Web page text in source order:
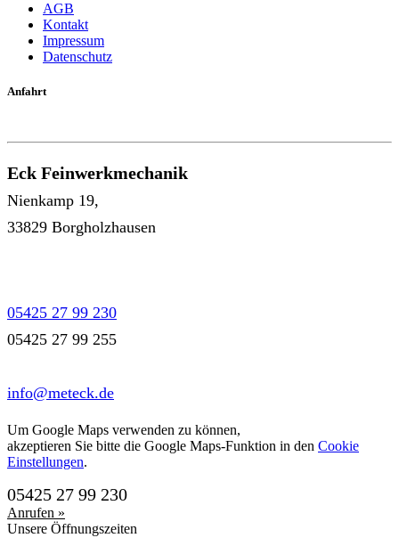
AGB
Kontakt
Impressum
Datenschutz
Anfahrt
Eck Feinwerkmechanik
Nienkamp 19,
33829 Borgholzhausen
05425 27 99 230
05425 27 99 255
info@meteck.de
Um Google Maps verwenden zu können,
akzeptieren Sie bitte die Google Maps-Funktion in den Cookie
Einstellungen.
05425 27 99 230
Anrufen »
Unsere Öffnungszeiten